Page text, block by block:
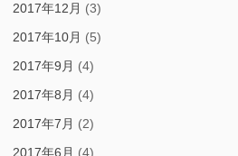
2017年12月 (3)
2017年10月 (5)
2017年9月 (4)
2017年8月 (4)
2017年7月 (2)
2017年6月 (4)